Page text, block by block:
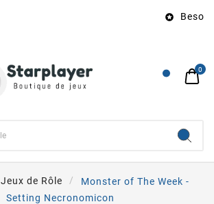
 Besoin
0
Jeux de Rôle
Monster of The Week -
Setting Necronomicon